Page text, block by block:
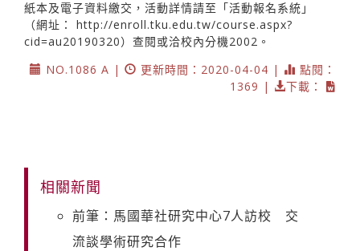
紙本及電子資料繳交，活動詳情請至「活動報名系統」
（網址： http://enroll.tku.edu.tw/course.aspx?
cid=au20190320）查閱或洽校內分機2002。
NO.1086 A |
更新時間：2020-04-04 |
點閱：
1369 |
下載：
相關新聞
前筆：馬國華社研究中心7人訪校 交
流談學術研究合作